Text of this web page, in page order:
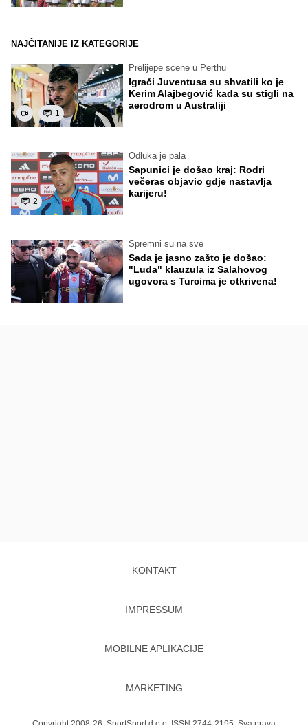
NAJČITANIJE IZ KATEGORIJE
1
Prelijepe scene u Perthu
Igrači Juventusa su shvatili ko je
Kerim Alajbegović kada su stigli na
aerodrom u Australiji
2
Odluka je pala
Sapunici je došao kraj: Rodri
večeras objavio gdje nastavlja
karijeru!
Spremni su na sve
Sada je jasno zašto je došao:
"Luda" klauzula iz Salahovog
ugovora s Turcima je otkrivena!
KONTAKT
IMPRESSUM
MOBILNE APLIKACIJE
MARKETING